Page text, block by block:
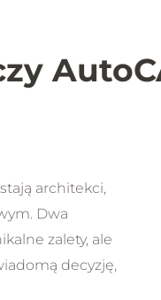
architekci,
Dwa
zalety, ale
decyzję,